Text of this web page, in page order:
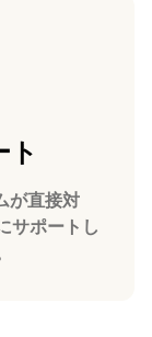
が直接対
サポートし